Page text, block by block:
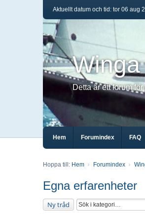
Aktuellt datum och tid: tor 06 aug
Detta är ett forum
Hem Forumindex FAQ
Hoppa till: Hem Forumindex
Egna erfarenheter
Ny tråd